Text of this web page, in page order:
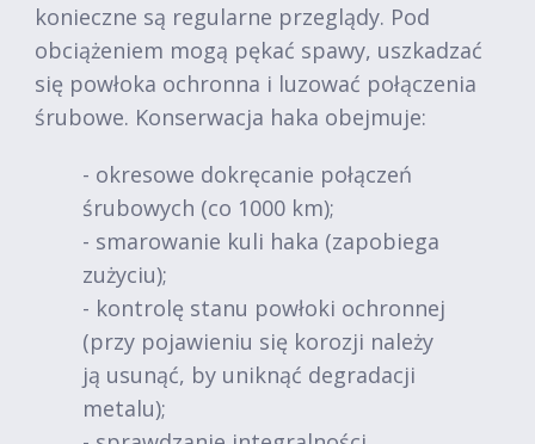
konieczne są regularne przeglądy. Pod
obciążeniem mogą pękać spawy, uszkadzać
się powłoka ochronna i luzować połączenia
śrubowe. Konserwacja haka obejmuje:
- okresowe dokręcanie połączeń
śrubowych (co 1000 km);
- smarowanie kuli haka (zapobiega
zużyciu);
- kontrolę stanu powłoki ochronnej
(przy pojawieniu się korozji należy
ją usunąć, by uniknąć degradacji
metalu);